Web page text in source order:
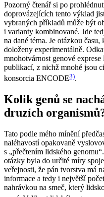
Pozorný čtenář si po
doprovázejících tento výklad
vybraných příkladů může být
i varianty kombinované. Jde
na dané téma. Je otázkou
doloženy experimentálně.
mnohotvárnost genové
publikací, z nichž mnohé jsou
konsorcia ENCODE3).
Kolik genů se
druzích
Tato podle mého mínění
naléhavostí opakovaně
s „přečtením lidského
otázky byla do určité míry
veřejnosti, že pán tvorstva má
informace a tedy i největší
nahrávkou na smeč, který